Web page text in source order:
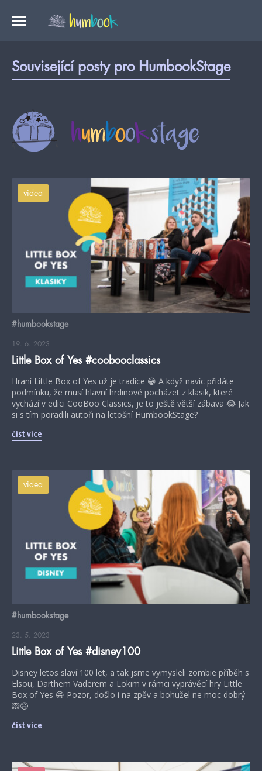
Související posty pro HumbookStage
videa
#humbookstage
19. 6. 2023
Little Box of Yes #coobooclassics
Hraní Little Box of Yes už je tradice 😁 A když navíc přidáte
podmínku, že musí hlavní hrdinové pocházet z klasik, které
vychází v edici CooBoo Classics, je to ještě větší zábava 😂 Jak
si s tím poradili autoři na letošní HumbookStage?
číst více
videa
#humbookstage
23. 5. 2023
Little Box of Yes #disney100
Disney letos slaví 100 let, a tak jsme vymysleli zombie příběh s
Elsou, Darthem Vaderem a Lokim v rámci vyprávěcí hry Little
Box of Yes 😁 Pozor, došlo i na zpěv a bohužel ne moc dobrý
🙉😅
číst více